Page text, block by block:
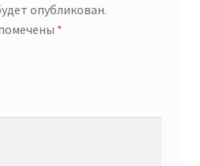
опубликован.
*